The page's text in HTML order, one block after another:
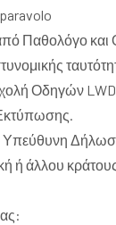
Παθολόγο και
Οδηγών
Δήλωση
ή άλλου